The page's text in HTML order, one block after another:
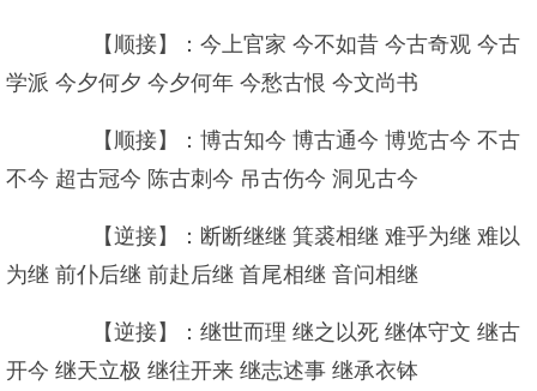
【顺接】：今上官家 今不如昔 今古奇观 今古
学派 今夕何夕 今夕何年 今愁古恨 今文尚书
【顺接】：博古知今 博古通今 博览古今 不古
不今 超古冠今 陈古刺今 吊古伤今 洞见古今
【逆接】：断断继继 箕裘相继 难乎为继 难以
为继 前仆后继 前赴后继 首尾相继 音问相继
【逆接】：继世而理 继之以死 继体守文 继古
开今 继天立极 继往开来 继志述事 继承衣钵